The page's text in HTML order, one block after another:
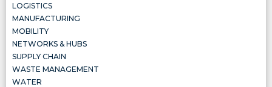
LOGISTICS
MANUFACTURING
MOBILITY
NETWORKS & HUBS
SUPPLY CHAIN
WASTE MANAGEMENT
WATER